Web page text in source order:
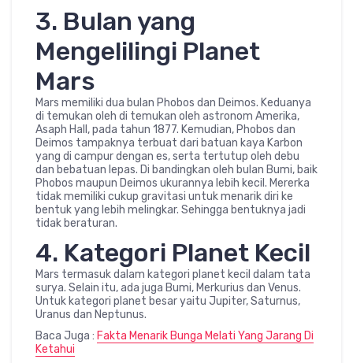
3. Bulan yang
Mengelilingi Planet
Mars
Mars memiliki dua bulan Phobos dan Deimos. Keduanya
di temukan oleh di temukan oleh astronom Amerika,
Asaph Hall, pada tahun 1877. Kemudian, Phobos dan
Deimos tampaknya terbuat dari batuan kaya Karbon
yang di campur dengan es, serta tertutup oleh debu
dan bebatuan lepas. Di bandingkan oleh bulan Bumi, baik
Phobos maupun Deimos ukurannya lebih kecil. Mererka
tidak memiliki cukup gravitasi untuk menarik diri ke
bentuk yang lebih melingkar. Sehingga bentuknya jadi
tidak beraturan.
4. Kategori Planet Kecil
Mars termasuk dalam kategori planet kecil dalam tata
surya. Selain itu, ada juga Bumi, Merkurius dan Venus.
Untuk kategori planet besar yaitu Jupiter, Saturnus,
Uranus dan Neptunus.
Baca Juga : Fakta Menarik Bunga Melati Yang Jarang Di
Ketahui